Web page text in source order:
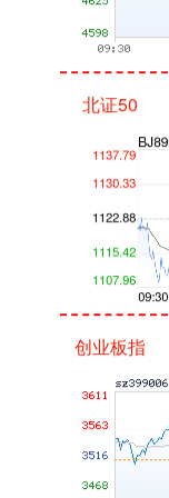
北证50
创业板指